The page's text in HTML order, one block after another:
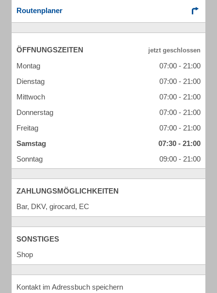
Routenplaner
ÖFFNUNGSZEITEN
Montag
07:00 - 21:00
Dienstag
07:00 - 21:00
Mittwoch
07:00 - 21:00
Donnerstag
07:00 - 21:00
Freitag
07:00 - 21:00
Samstag
07:30 - 21:00
Sonntag
09:00 - 21:00
ZAHLUNGSMÖGLICHKEITEN
Bar, DKV, girocard, EC
SONSTIGES
Shop
Kontakt im Adressbuch speichern